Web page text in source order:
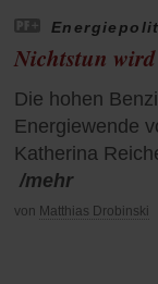
Nichtstun
Die hohen
Energiewende
Katherina
/mehr
von Matthias Drobinski